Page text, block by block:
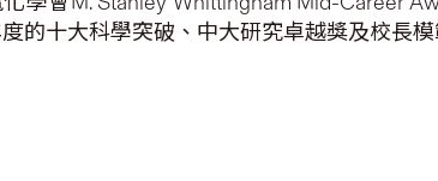
的十大科學突破、中大研究卓越獎及校長模